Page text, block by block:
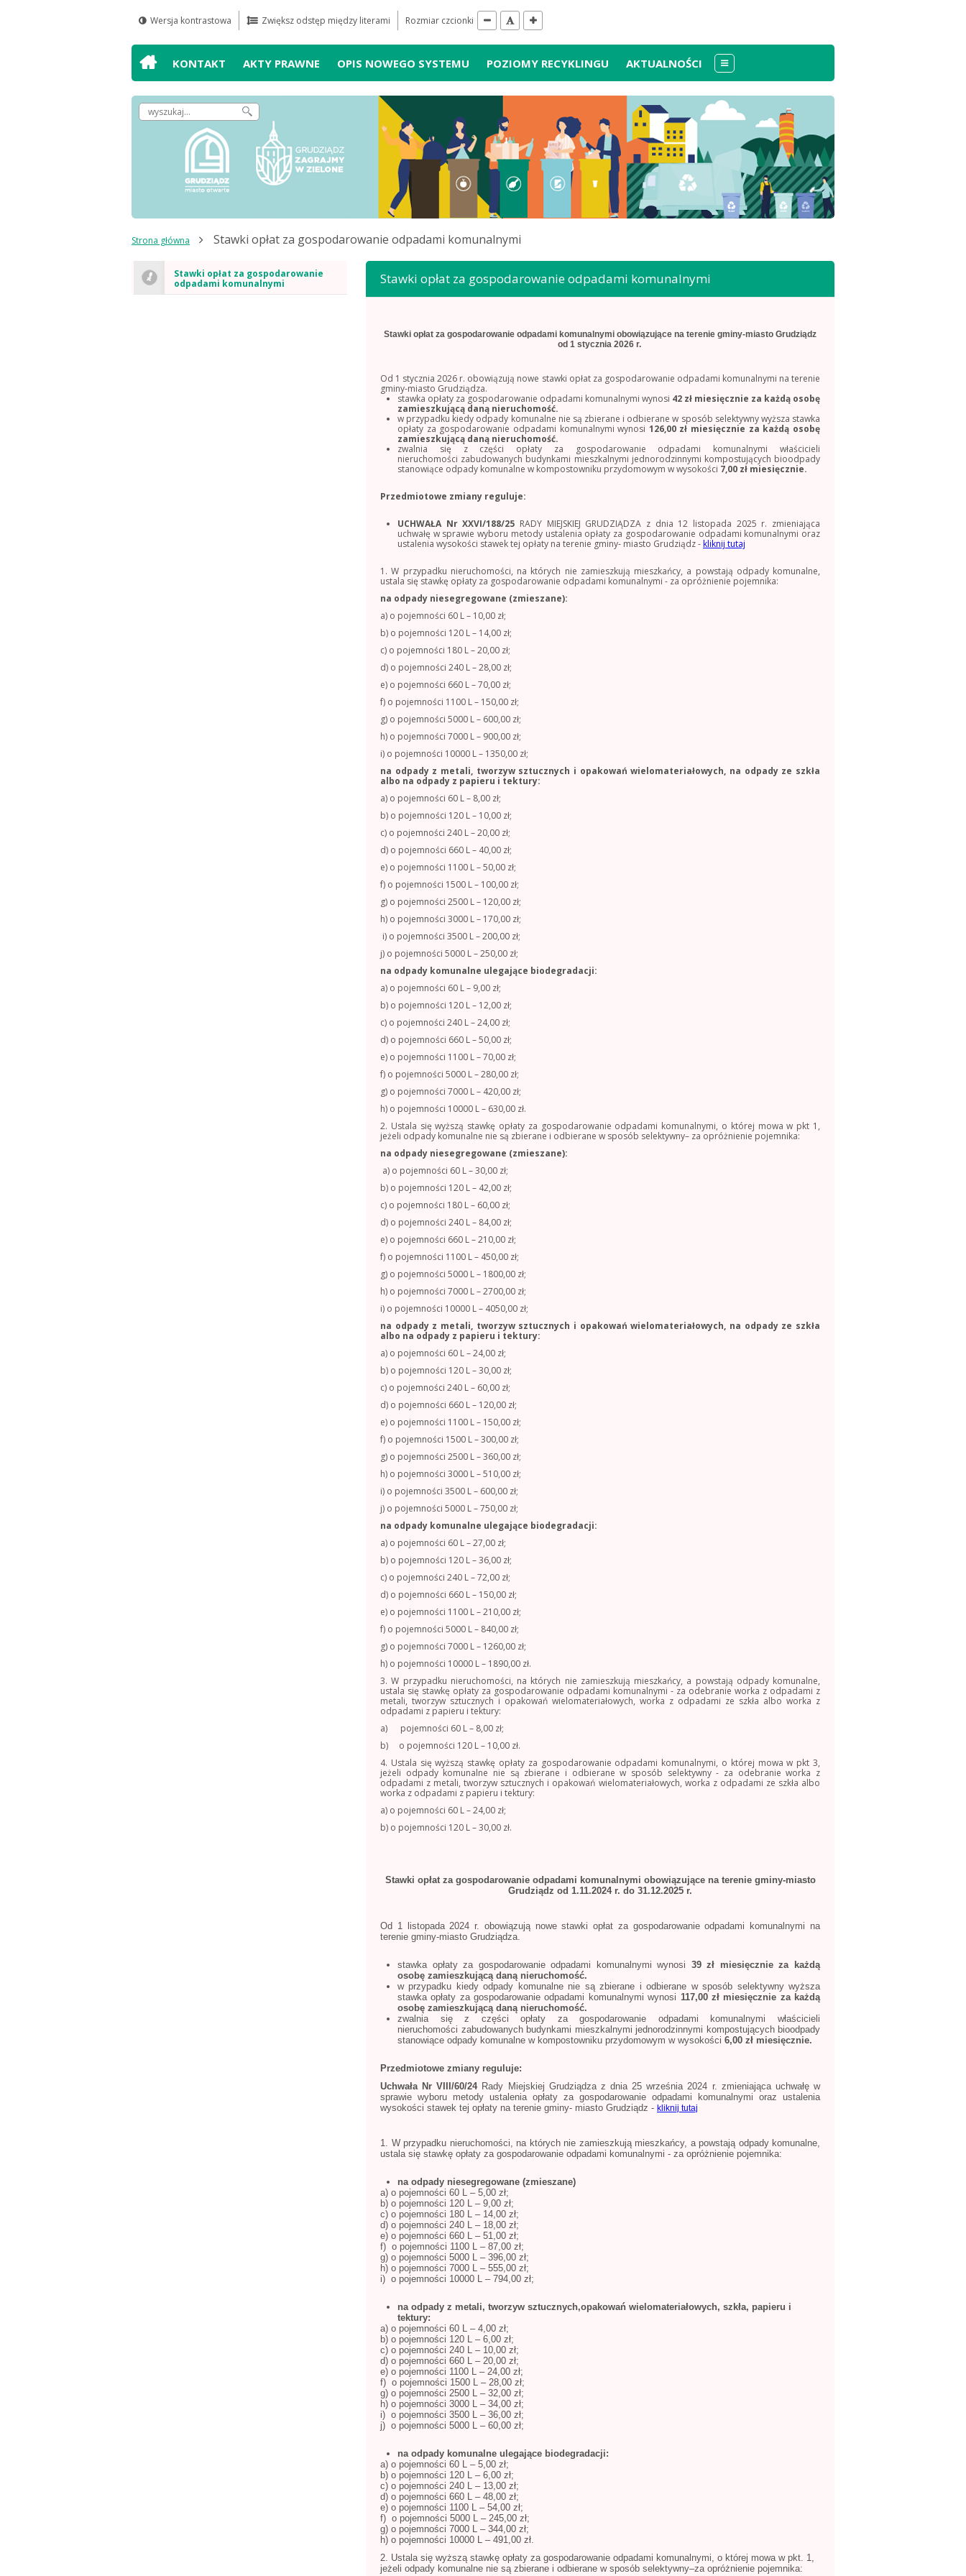
Przejdź do
głównego
Przejdź do
Przejdź do
wyszukiwarki
Przejdź do
mapy serwisu
Wersja kontrastowa Zwiększ odstęp między literami Rozmiar czcionki
KONTAKT AKTY PRAWNE OPIS NOWEGO SYSTEMU POZIOMY RECYKLINGU AKTUALNOŚCI
Menu
Wpisz
szukaną
Strona główna Stawki opłat za gospodarowanie odpadami komunalnymi
Stawki opłat za gospodarowanie
odpadami komunalnymi
Stawki opłat za gospodarowanie odpadami komunalnymi
Stawki opłat za gospodarowanie odpadami komunalnymi obowiązujące na terenie gminy-miasto Grudziądz
od 1 stycznia 2026 r.
Od 1 stycznia 2026 r. obowiązują nowe stawki opłat za gospodarowanie odpadami komunalnymi na terenie
gminy-miasto Grudziądza.
stawka opłaty za gospodarowanie odpadami komunalnymi wynosi 42 zł miesięcznie za każdą osobę
zamieszkującą daną nieruchomość.
w przypadku kiedy odpady komunalne nie są zbierane i odbierane w sposób selektywny wyższa stawka
opłaty za gospodarowanie odpadami komunalnymi wynosi 126,00 zł miesięcznie za każdą osobę
zamieszkującą daną nieruchomość.
zwalnia się z części opłaty za gospodarowanie odpadami komunalnymi właścicieli
nieruchomości zabudowanych budynkami mieszkalnymi jednorodzinnymi kompostujących bioodpady
stanowiące odpady komunalne w kompostowniku przydomowym w wysokości 7,00 zł miesięcznie.
Przedmiotowe zmiany reguluje:
UCHWAŁA Nr XXVI/188/25 RADY MIEJSKIEJ GRUDZIĄDZA z dnia 12 listopada 2025 r. zmieniająca
uchwałę w sprawie wyboru metody ustalenia opłaty za gospodarowanie odpadami komunalnymi oraz
ustalenia wysokości stawek tej opłaty na terenie gminy- miasto Grudziądz -kliknij tutaj
1. W przypadku nieruchomości, na których nie zamieszkują mieszkańcy, a powstają odpady komunalne,
ustala się stawkę opłaty za gospodarowanie odpadami komunalnymi - za opróżnienie pojemnika:
na odpady niesegregowane (zmieszane):
a) o pojemności 60 L – 10,00 zł;
b) o pojemności 120 L – 14,00 zł;
c) o pojemności 180 L – 20,00 zł;
d) o pojemności 240 L – 28,00 zł;
e) o pojemności 660 L – 70,00 zł;
f) o pojemności 1100 L – 150,00 zł;
g) o pojemności 5000 L – 600,00 zł;
h) o pojemności 7000 L – 900,00 zł;
i) o pojemności 10000 L – 1350,00 zł;
na odpady z metali, tworzyw sztucznych i opakowań wielomateriałowych, na odpady ze szkła
albo na odpady z papieru i tektury:
a) o pojemności 60 L – 8,00 zł;
b) o pojemności 120 L – 10,00 zł;
c) o pojemności 240 L – 20,00 zł;
d) o pojemności 660 L – 40,00 zł;
e) o pojemności 1100 L – 50,00 zł;
f) o pojemności 1500 L – 100,00 zł;
g) o pojemności 2500 L – 120,00 zł;
h) o pojemności 3000 L – 170,00 zł;
i) o pojemności 3500 L – 200,00 zł;
j) o pojemności 5000 L – 250,00 zł;
na odpady komunalne ulegające biodegradacji:
a) o pojemności 60 L – 9,00 zł;
b) o pojemności 120 L – 12,00 zł;
c) o pojemności 240 L – 24,00 zł;
d) o pojemności 660 L – 50,00 zł;
e) o pojemności 1100 L – 70,00 zł;
f) o pojemności 5000 L – 280,00 zł;
g) o pojemności 7000 L – 420,00 zł;
h) o pojemności 10000 L – 630,00 zł.
2. Ustala się wyższą stawkę opłaty za gospodarowanie odpadami komunalnymi, o której mowa w pkt 1,
jeżeli odpady komunalne nie są zbierane i odbierane w sposób selektywny– za opróżnienie pojemnika:
na odpady niesegregowane (zmieszane):
a) o pojemności 60 L – 30,00 zł;
b) o pojemności 120 L – 42,00 zł;
c) o pojemności 180 L – 60,00 zł;
d) o pojemności 240 L – 84,00 zł;
e) o pojemności 660 L – 210,00 zł;
f) o pojemności 1100 L – 450,00 zł;
g) o pojemności 5000 L – 1800,00 zł;
h) o pojemności 7000 L – 2700,00 zł;
i) o pojemności 10000 L – 4050,00 zł;
na odpady z metali, tworzyw sztucznych i opakowań wielomateriałowych, na odpady ze szkła
albo na odpady z papieru i tektury:
a) o pojemności 60 L – 24,00 zł;
b) o pojemności 120 L – 30,00 zł;
c) o pojemności 240 L – 60,00 zł;
d) o pojemności 660 L – 120,00 zł;
e) o pojemności 1100 L – 150,00 zł;
f) o pojemności 1500 L – 300,00 zł;
g) o pojemności 2500 L – 360,00 zł;
h) o pojemności 3000 L – 510,00 zł;
i) o pojemności 3500 L – 600,00 zł;
j) o pojemności 5000 L – 750,00 zł;
na odpady komunalne ulegające biodegradacji:
a) o pojemności 60 L – 27,00 zł;
b) o pojemności 120 L – 36,00 zł;
c) o pojemności 240 L – 72,00 zł;
d) o pojemności 660 L – 150,00 zł;
e) o pojemności 1100 L – 210,00 zł;
f) o pojemności 5000 L – 840,00 zł;
g) o pojemności 7000 L – 1260,00 zł;
h) o pojemności 10000 L – 1890,00 zł.
3. W przypadku nieruchomości, na których nie zamieszkują mieszkańcy, a powstają odpady komunalne,
ustala się stawkę opłaty za gospodarowanie odpadami komunalnymi - za odebranie worka z odpadami z
metali, tworzyw sztucznych i opakowań wielomateriałowych, worka z odpadami ze szkła albo worka z
odpadami z papieru i tektury:
a) pojemności 60 L – 8,00 zł;
b) o pojemności 120 L – 10,00 zł.
4. Ustala się wyższą stawkę opłaty za gospodarowanie odpadami komunalnymi, o której mowa w pkt 3,
jeżeli odpady komunalne nie są zbierane i odbierane w sposób selektywny - za odebranie worka z
odpadami z metali, tworzyw sztucznych i opakowań wielomateriałowych, worka z odpadami ze szkła albo
worka z odpadami z papieru i tektury:
a) o pojemności 60 L – 24,00 zł;
b) o pojemności 120 L – 30,00 zł.
Stawki opłat za gospodarowanie odpadami komunalnymi obowiązujące na terenie gminy-miasto
Grudziądz od 1.11.2024 r. do 31.12.2025 r.
Od 1 listopada 2024 r. obowiązują nowe stawki opłat za gospodarowanie odpadami komunalnymi na
terenie gminy-miasto Grudziądza.
stawka opłaty za gospodarowanie odpadami komunalnymi wynosi 39 zł miesięcznie za każdą
osobę zamieszkującą daną nieruchomość.
w przypadku kiedy odpady komunalne nie są zbierane i odbierane w sposób selektywny wyższa
stawka opłaty za gospodarowanie odpadami komunalnymi wynosi 117,00 zł miesięcznie za każdą
osobę zamieszkującą daną nieruchomość.
zwalnia się z części opłaty za gospodarowanie odpadami komunalnymi właścicieli
nieruchomości zabudowanych budynkami mieszkalnymi jednorodzinnymi kompostujących bioodpady
stanowiące odpady komunalne w kompostowniku przydomowym w wysokości 6,00 zł miesięcznie.
Przedmiotowe zmiany reguluje:
Uchwała Nr VIII/60/24 Rady Miejskiej Grudziądza z dnia 25 września 2024 r. zmieniająca uchwałę w
sprawie wyboru metody ustalenia opłaty za gospodarowanie odpadami komunalnymi oraz ustalenia
wysokości stawek tej opłaty na terenie gminy- miasto Grudziądz - kliknij tutaj
1. W przypadku nieruchomości, na których nie zamieszkują mieszkańcy, a powstają odpady komunalne,
ustala się stawkę opłaty za gospodarowanie odpadami komunalnymi - za opróżnienie pojemnika:
na odpady niesegregowane (zmieszane)
a) o pojemności 60 L – 5,00 zł;
b) o pojemności 120 L – 9,00 zł;
c) o pojemności 180 L – 14,00 zł;
d) o pojemności 240 L – 18,00 zł;
e) o pojemności 660 L – 51,00 zł;
f) o pojemności 1100 L – 87,00 zł;
g) o pojemności 5000 L – 396,00 zł;
h) o pojemności 7000 L – 555,00 zł;
i) o pojemności 10000 L – 794,00 zł;
na odpady z metali, tworzyw sztucznych,opakowań wielomateriałowych, szkła, papieru i
tektury:
a) o pojemności 60 L – 4,00 zł;
b) o pojemności 120 L – 6,00 zł;
c) o pojemności 240 L – 10,00 zł;
d) o pojemności 660 L – 20,00 zł;
e) o pojemności 1100 L – 24,00 zł;
f) o pojemności 1500 L – 28,00 zł;
g) o pojemności 2500 L – 32,00 zł;
h) o pojemności 3000 L – 34,00 zł;
i) o pojemności 3500 L – 36,00 zł;
j) o pojemności 5000 L – 60,00 zł;
na odpady komunalne ulegające biodegradacji:
a) o pojemności 60 L – 5,00 zł;
b) o pojemności 120 L – 6,00 zł;
c) o pojemności 240 L – 13,00 zł;
d) o pojemności 660 L – 48,00 zł;
e) o pojemności 1100 L – 54,00 zł;
f) o pojemności 5000 L – 245,00 zł;
g) o pojemności 7000 L – 344,00 zł;
h) o pojemności 10000 L – 491,00 zł.
2. Ustala się wyższą stawkę opłaty za gospodarowanie odpadami komunalnymi, o której mowa w pkt. 1,
jeżeli odpady komunalne nie są zbierane i odbierane w sposób selektywny–za opróżnienie pojemnika: